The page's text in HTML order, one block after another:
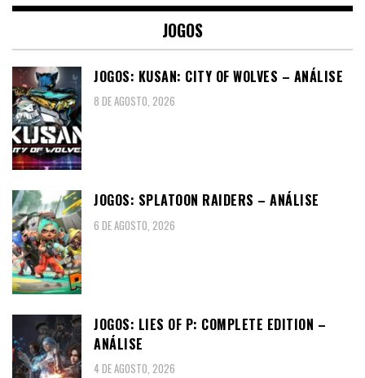
JOGOS
JOGOS: KUSAN: CITY OF WOLVES – ANÁLISE
8 DE AGOSTO, 2026
JOGOS: SPLATOON RAIDERS – ANÁLISE
6 DE AGOSTO, 2026
JOGOS: LIES OF P: COMPLETE EDITION –
ANÁLISE
4 DE AGOSTO, 2026